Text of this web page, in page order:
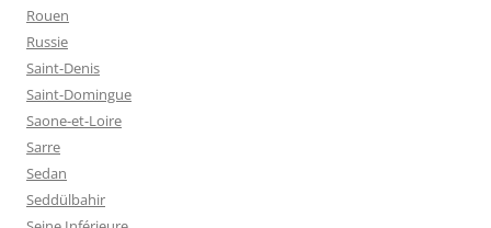
Rouen
Russie
Saint-Denis
Saint-Domingue
Saone-et-Loire
Sarre
Sedan
Seddülbahir